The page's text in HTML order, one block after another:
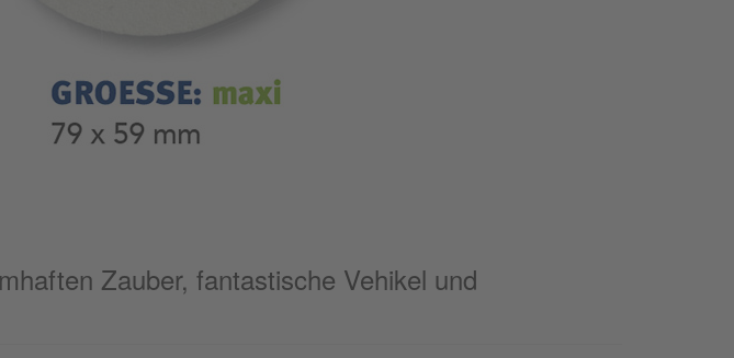
Zauber, fantastische Vehikel und